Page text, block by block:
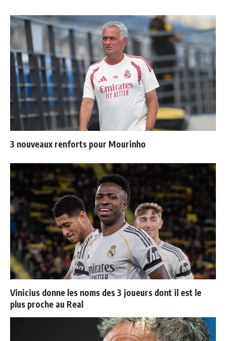
3 nouveaux renforts pour Mourinho
Vinicius donne les noms des 3 joueurs dont il est le
plus proche au Real